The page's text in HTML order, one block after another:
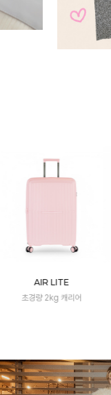
LUXE
100% 폴리카보네이트